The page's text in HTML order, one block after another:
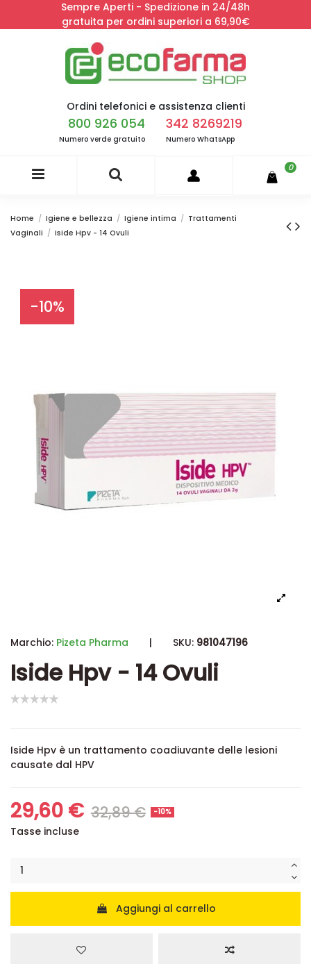
Sempre Aperti - Spedizione in 24/48h
gratuita per ordini superiori a 69,90€
Ordini telefonici e assistenza clienti
800 926 054
Numero verde gratuito
342 8269219
Numero WhatsApp
0
Home Igiene e bellezza Igiene intima
Trattamenti
Vaginali
Iside Hpv - 14 Ovuli
-10%
Marchio: Pizeta Pharma | SKU: 981047196
Iside Hpv - 14 Ovuli
Iside Hpv è un trattamento coadiuvante delle lesioni
causate dal HPV
29,60 € 32,89 € -10%
Tasse incluse
Aggiungi al carrello